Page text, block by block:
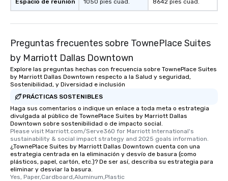
transportation pick-
experience, we can
an evening helicopter
Smacking Foodie
to gather and dine
experienced, and all
remember. Our one-
are special, from the
last. It’s an
Espacio de reunión 1050 pies cuad. 8642 pies cuad.
Preguntas frecuentes sobre TownePlace Suites
by Marriott Dallas Downtown
Explore las preguntas hechas con frecuencia sobre TownePlace Suites
by Marriott Dallas Downtown respecto a la Salud y seguridad,
Sostenibilidad, y Diversidad e inclusión
PRÁCTICAS SOSTENIBLES
Haga sus comentarios o indique un enlace a toda meta o estrategia
divulgada al público de TownePlace Suites by Marriott Dallas
Downtown sobre sostenibilidad o de impacto social.
Please visit Marriott.com/Serve360 for Marriott International's
sustainability & social impact strategy and 2025 goals information.
¿TownePlace Suites by Marriott Dallas Downtown cuenta con una
estrategia centrada en la eliminación y desvío de basura (como
plásticos, papel, cartón, etc.)? De ser así, describa su estrategia para
eliminar y desviar la basura.
Yes, Paper,Cardboard,Aluminum,Plastic